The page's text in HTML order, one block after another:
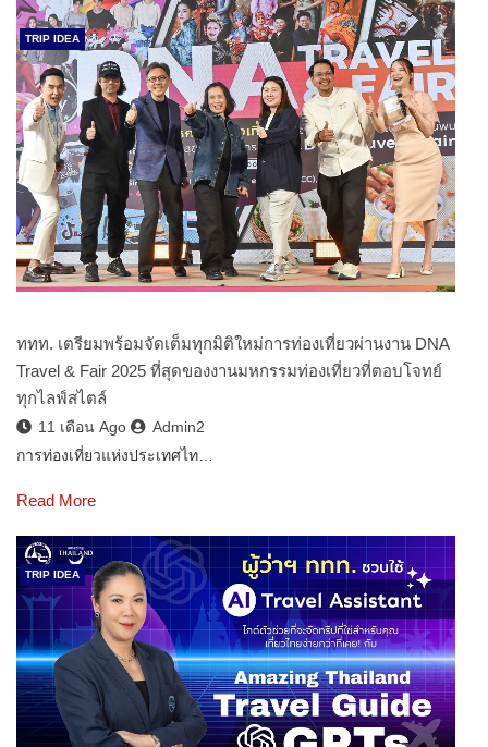
TRIP IDEA
ททท. เตรียมพร้อมจัดเต็มทุกมิติใหม่การท่องเที่ยวผ่านงาน DNA
Travel & Fair 2025 ที่สุดของงานมหกรรมท่องเที่ยวที่ตอบโจทย์
ทุกไลฟ์สไตล์
11 เดือน Ago
Admin2
การท่องเที่ยวแห่งประเทศไท…
Read More
TRIP IDEA